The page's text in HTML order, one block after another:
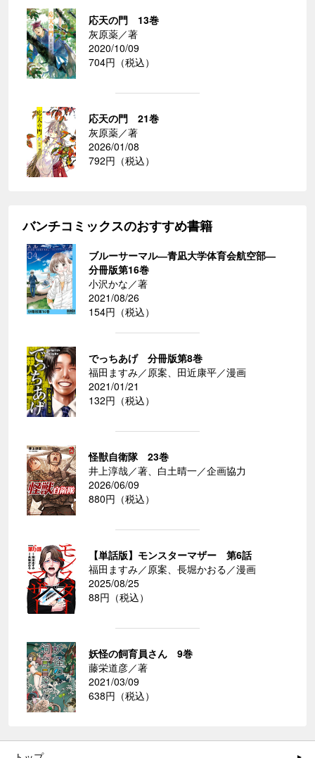
応天の門 13巻
灰原薬／著
2020/10/09
704円（税込）
応天の門 21巻
灰原薬／著
2026/01/08
792円（税込）
バンチコミックスのおすすめ書籍
ブルーサーマル―青凪大学体育会航空部―
分冊版第16巻
小沢かな／著
2021/08/26
154円（税込）
でっちあげ 分冊版第8巻
福田ますみ／原案、田近康平／漫画
2021/01/21
132円（税込）
怪獣自衛隊 23巻
井上淳哉／著、白土晴一／企画協力
2026/06/09
880円（税込）
【単話版】モンスターマザー 第6話
福田ますみ／原案、長堀かおる／漫画
2025/08/25
88円（税込）
妖怪の飼育員さん 9巻
藤栄道彦／著
2021/03/09
638円（税込）